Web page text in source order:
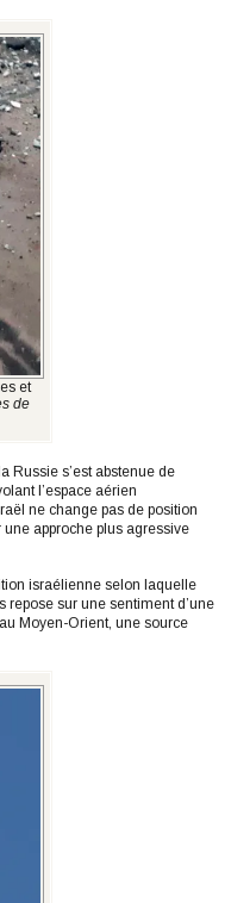
et
de
Russie s’est abstenue de
l’espace aérien
ne change pas de position
approche plus agressive
israélienne selon laquelle
sur une sentiment d’une
Moyen-Orient, une source